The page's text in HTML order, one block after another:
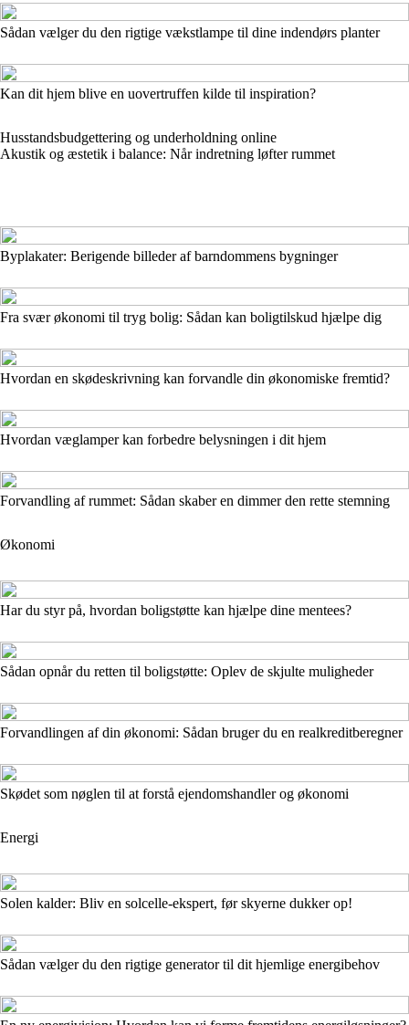
Sådan vælger du den rigtige vækstlampe til dine indendørs planter
Kan dit hjem blive en uovertruffen kilde til inspiration?
Husstandsbudgettering og underholdning online
Akustik og æstetik i balance: Når indretning løfter rummet
Byplakater: Berigende billeder af barndommens bygninger
Fra svær økonomi til tryg bolig: Sådan kan boligtilskud hjælpe dig
Hvordan en skødeskrivning kan forvandle din økonomiske fremtid?
Hvordan væglamper kan forbedre belysningen i dit hjem
Forvandling af rummet: Sådan skaber en dimmer den rette stemning
Økonomi
Har du styr på, hvordan boligstøtte kan hjælpe dine mentees?
Sådan opnår du retten til boligstøtte: Oplev de skjulte muligheder
Forvandlingen af din økonomi: Sådan bruger du en realkreditberegner
Skødet som nøglen til at forstå ejendomshandler og økonomi
Energi
Solen kalder: Bliv en solcelle-ekspert, før skyerne dukker op!
Sådan vælger du den rigtige generator til dit hjemlige energibehov